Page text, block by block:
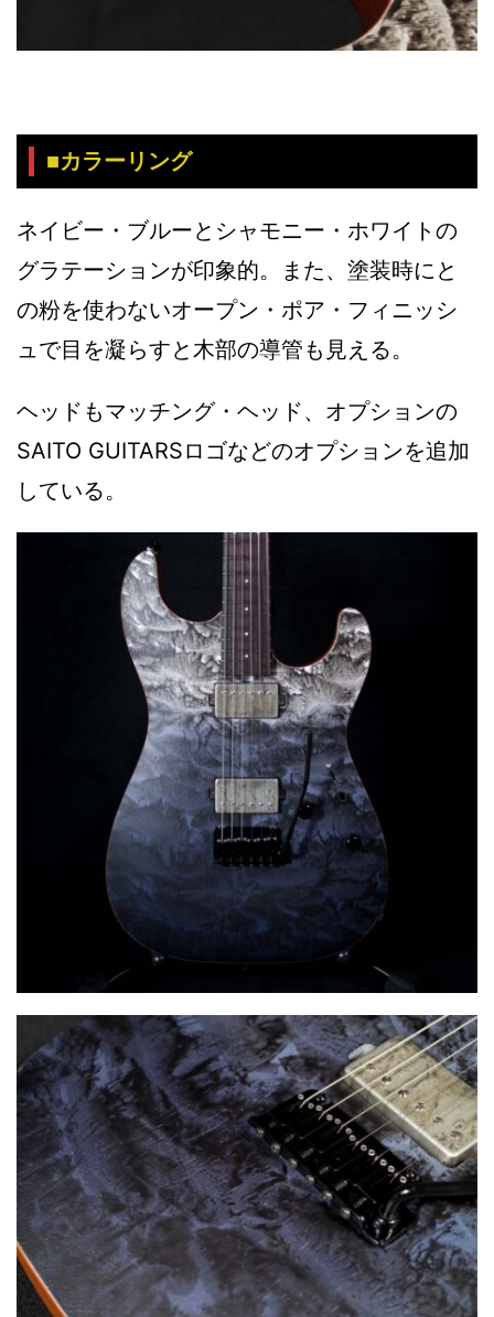
■カラーリング
ネイビー・ブルーとシャモニー・ホワイトの
グラテーションが印象的。また、塗装時にと
の粉を使わないオープン・ポア・フィニッシ
ュで目を凝らすと木部の導管も見える。
ヘッドもマッチング・ヘッド、オプションの
SAITO GUITARSロゴなどのオプションを追加
している。